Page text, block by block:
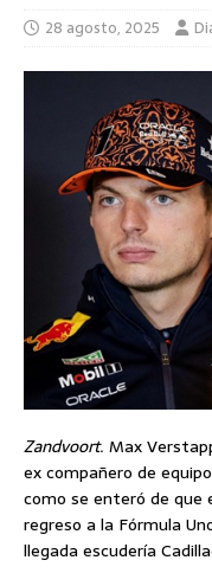
28 agosto, 2025
Zandvoort. Max
ex compañero de
como se enteró de que
regreso a la Fórmula
llegada escudería